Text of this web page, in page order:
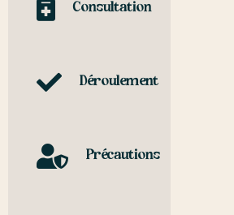
Consultation
Déroulement
Précautions